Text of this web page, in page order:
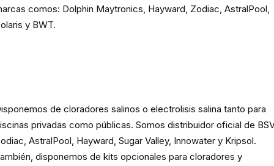
comos: Dolphin Maytronics, Hayward, Zodiac, AstralPool,
y BWT.
de cloradores salinos o electrolisis salina tanto para
privadas como públicas. Somos distribuidor oficial de
AstralPool, Hayward, Sugar Valley, Innowater y Kripsol.
disponemos de kits opcionales para cloradores y